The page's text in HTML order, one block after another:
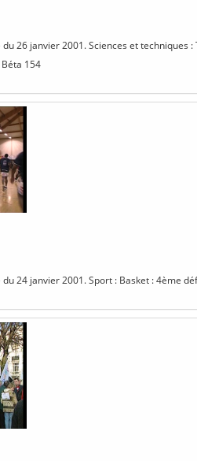
du 26 janvier 2001. Sciences et
154
du 24 janvier 2001. Sport : Basket : 4ème